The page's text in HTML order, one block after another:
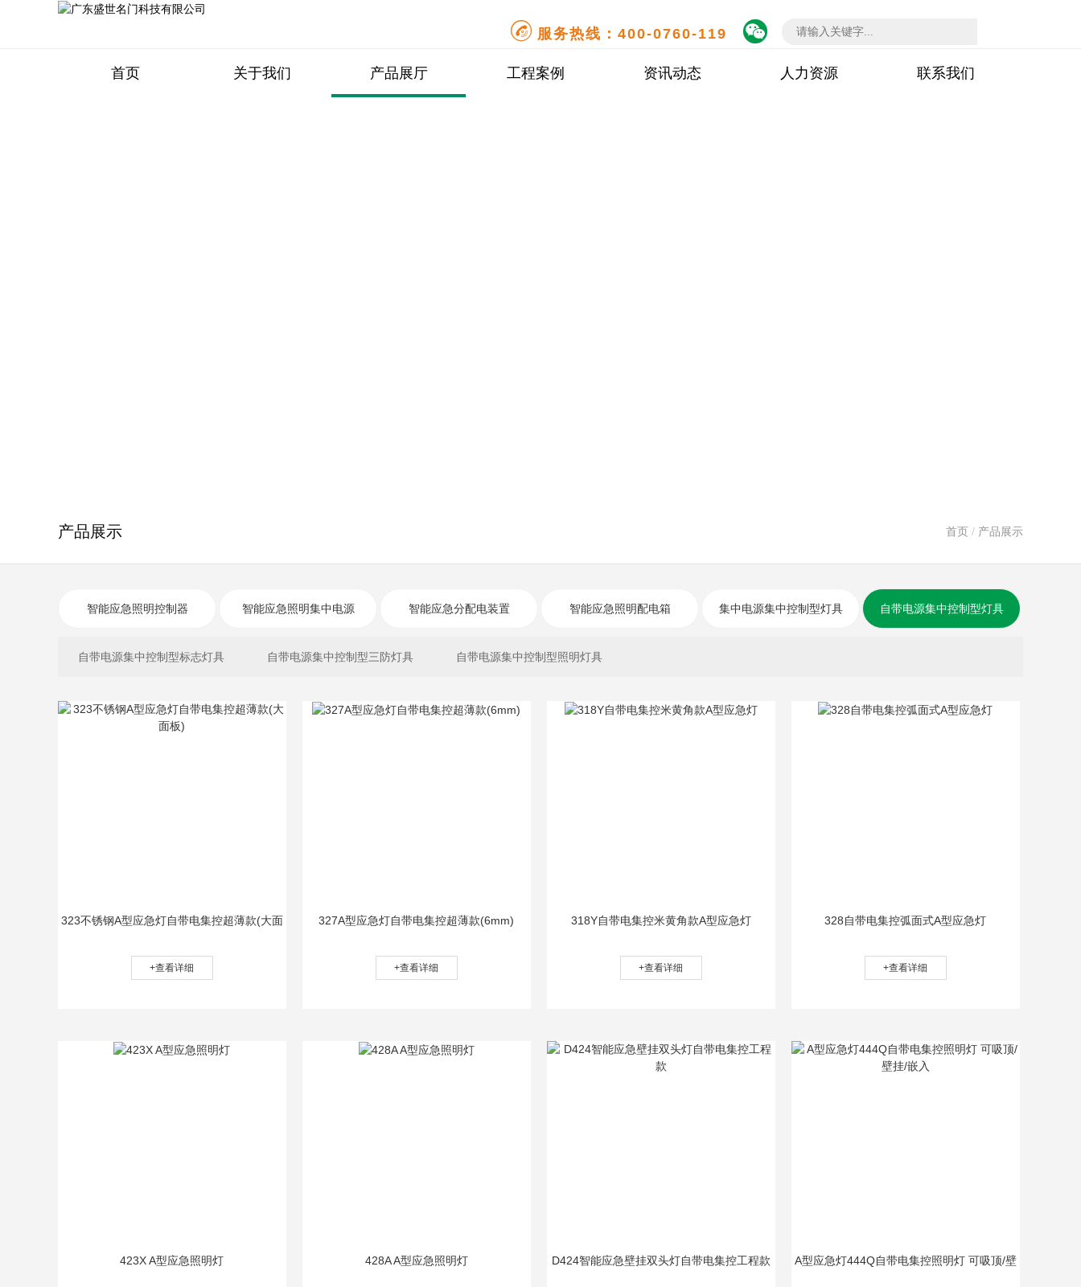
 服务热线：400-0760-119 
首页 关于我们 产品展厅 工程案例 资讯动态 人力资源 联系我们
产品展示 首页 / 产品展示
智能应急照明控制器 智能应急照明集中电源 智能应急分配电装置 智能应急照明配电箱 集中电源集中控制型灯具 自带电源集中控制型灯具
自带电源集中控制型标志灯具 自带电源集中控制型三防灯具 自带电源集中控制型照明灯具
323不锈钢A型应急灯自带电集控超薄款(大面
+查看详细
327A型应急灯自带电集控超薄款(6mm)
+查看详细
318Y自带电集控米黄角款A型应急灯
+查看详细
328自带电集控弧面式A型应急灯
+查看详细
423X A型应急照明灯 428A A型应急照明灯 D424智能应急壁挂双头灯自带电集控工程款
A型应急灯444Q自带电集控照明灯 可吸顶/壁